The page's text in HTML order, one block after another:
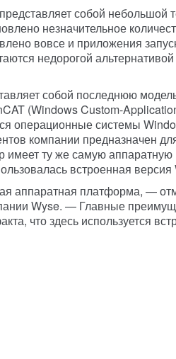
собой небольшой
незначительное
вовсе и приложения
недорогой
собой последнюю
(Windows Custom-
операционные системы
компании предназначен
имеет ту же самую аппаратную
встроенная
аппаратная платформа, —
Wyse. — Главные
что здесь используется